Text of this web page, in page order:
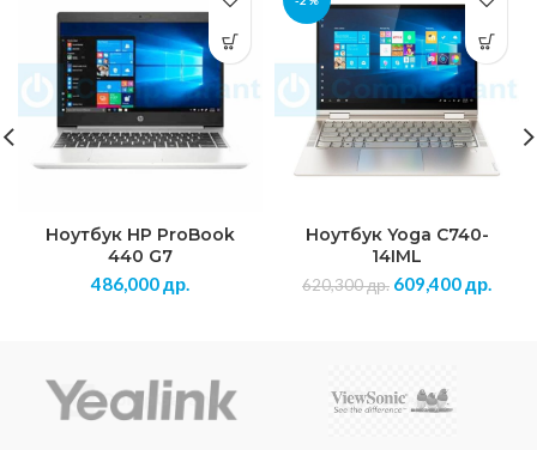
Ноутбук HP ProBook
440 G7
486,000 др.
Ноутбук Yoga C740-
14IML
620,300др. 609,400 др.